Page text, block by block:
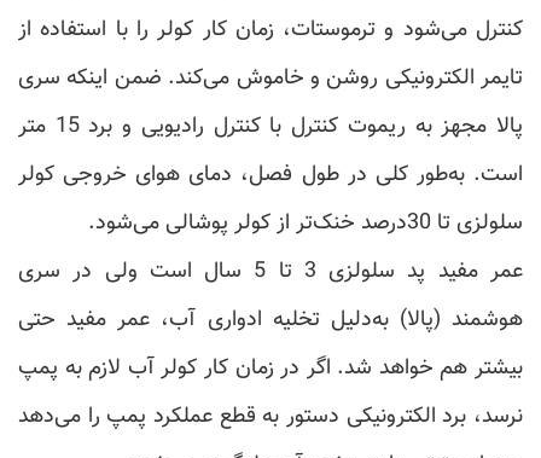
کنترل می‌شود و ترموستات، زمان کار کولر را با استفاده از
تایمر الکترونیکی روشن و خاموش می‌کند. ضمن اینکه سری
پالا مجهز به ریموت کنترل با کنترل رادیویی و برد 15 متر
است. به‌طور کلی در طول فصل، دمای هوای خروجی کولر
سلولزی تا 30درصد خنک‌تر از کولر پوشالی می‌شود.
عمر مفید پد سلولزی 3 تا 5 سال است ولی در سری
هوشمند (پالا) به‌دلیل تخلیه ادواری آب، عمر مفید حتی
بیشتر هم خواهد شد. اگر در زمان کار کولر آب لازم به پمپ
نرسد، برد الکترونیکی دستور به قطع عملکرد پمپ را می‌دهد